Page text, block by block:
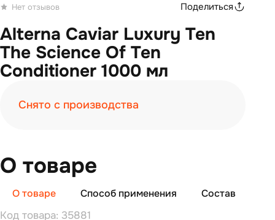
Нет отзывов Поделиться
Alterna Caviar Luxury Ten
The Science Of Ten
Conditioner 1000 мл
Снято с производства
О товаре
О товаре Способ применения Состав
Код товара: 35881